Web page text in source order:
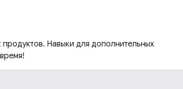
Навыки для дополнительных